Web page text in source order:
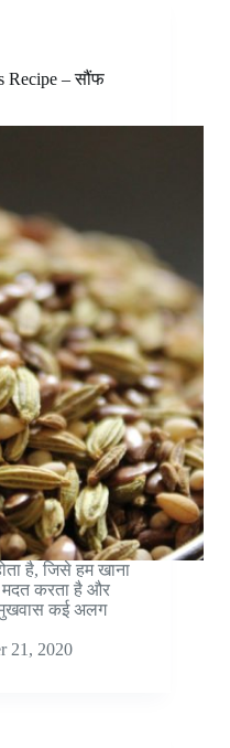
Recipe – सौंफ
है, जिसे हम खाना
मदत करता है और
मुखवास कई अलग
21, 2020